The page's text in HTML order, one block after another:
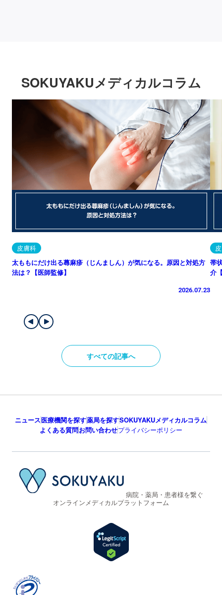
SOKUYAKUメディカルコラム
皮膚科
太ももにだけ出る蕁麻疹（じんましん）が気になる。原因と対処方
法は？【医師監修】
2026.07.23
帯
介
すべての記事へ
ニュース医療機関を探す薬局を探すSOKUYAKUメディカルコラム
よくある質問お問い合わせプライバシーポリシー
病院・薬局・患者様を繋ぐ
オンラインメディカルプラットフォーム